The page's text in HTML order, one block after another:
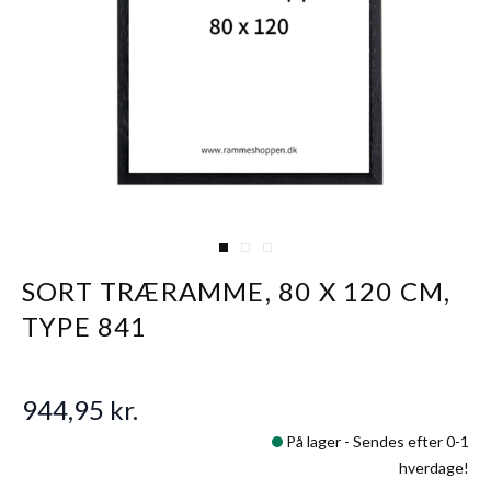
View larger image
View larger image
View larger image
SORT TRÆRAMME, 80 X 120 CM,
TYPE 841
944,95 kr.
På lager - Sendes efter 0-1
hverdage!